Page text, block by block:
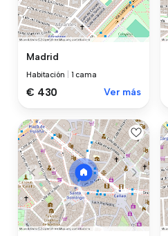
Madrid
Habitación 1 cama
€ 430 Ver más